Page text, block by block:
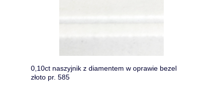
0,10ct naszyjnik z diamentem w oprawie bezel
złoto pr. 585